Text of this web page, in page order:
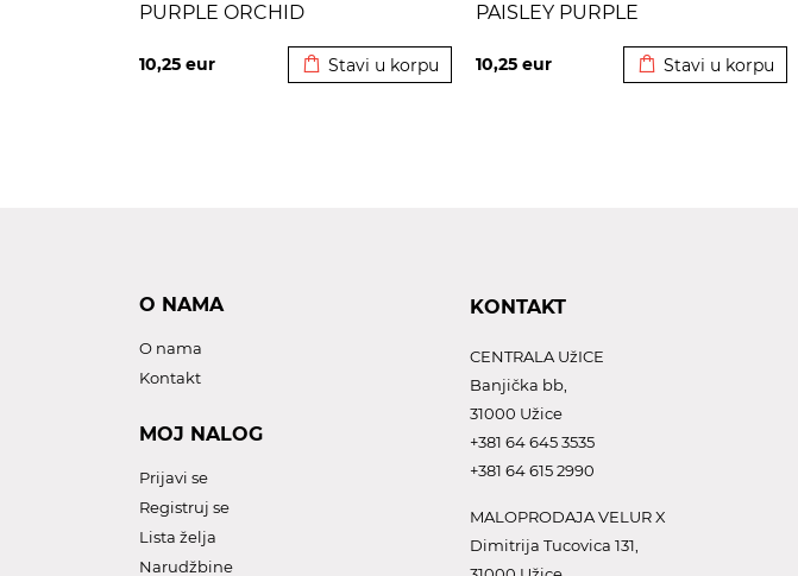
PURPLE ORCHID
10,25 eur Stavi u korpu
PAISLEY PURPLE
10,25 eur Stavi u korpu
O NAMA
O nama
Kontakt
MOJ NALOG
Prijavi se
Registruj se
Lista želja
Narudžbine
KONTAKT
CENTRALA UžICE
Banjička bb,
31000 Užice
+381 64 645 3535
+381 64 615 2990
MALOPRODAJA VELUR X
Dimitrija Tucovica 131,